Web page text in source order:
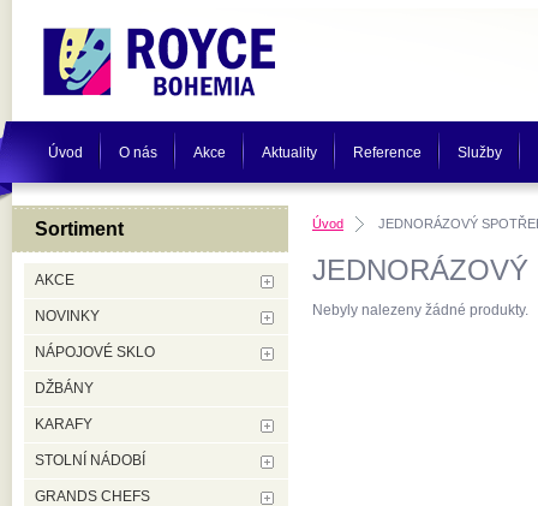
Úvod O nás Akce Aktuality Reference Služby
Úvod JEDNORÁZOVÝ
Nebyly nalezeny žádné produkty.
Sortiment
AKCE
NOVINKY
NÁPOJOVÉ SKLO
DŽBÁNY
KARAFY
STOLNÍ NÁDOBÍ
GRANDS CHEFS